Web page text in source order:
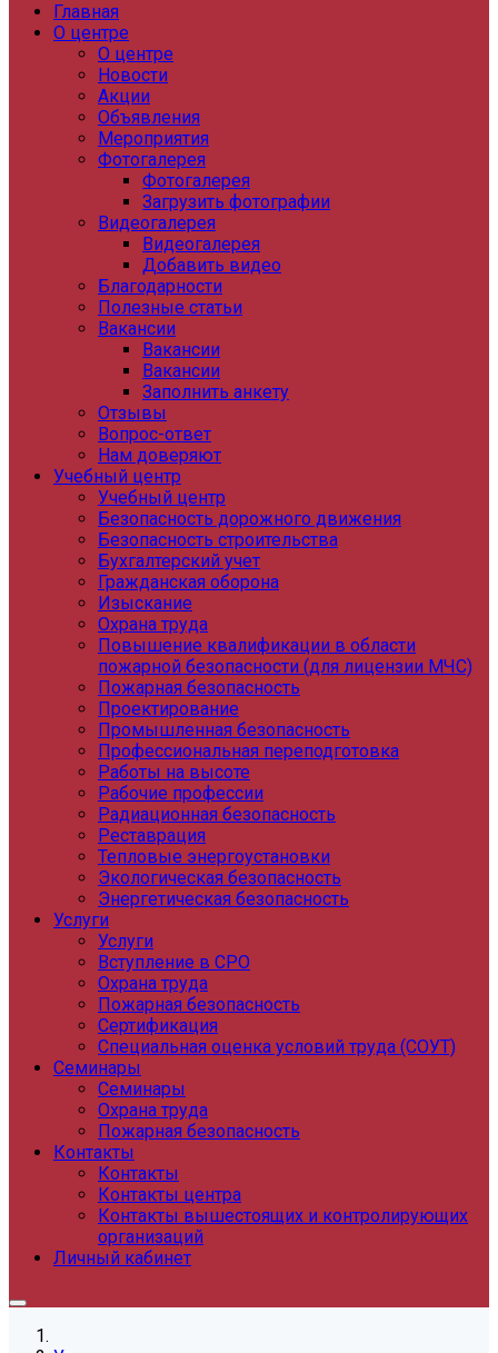
Главная
О центре
О центре
Новости
Акции
Объявления
Мероприятия
Фотогалерея
Фотогалерея
Загрузить фотографии
Видеогалерея
Видеогалерея
Добавить видео
Благодарности
Полезные статьи
Вакансии
Вакансии
Вакансии
Заполнить анкету
Отзывы
Вопрос-ответ
Нам доверяют
Учебный центр
Учебный центр
Безопасность дорожного движения
Безопасность строительства
Бухгалтерский учет
Гражданская оборона
Изыскание
Охрана труда
Повышение квалификации в области
пожарной безопасности (для лицензии МЧС)
Пожарная безопасность
Проектирование
Промышленная безопасность
Профессиональная переподготовка
Работы на высоте
Рабочие профессии
Радиационная безопасность
Реставрация
Тепловые энергоустановки
Экологическая безопасность
Энергетическая безопасность
Услуги
Услуги
Вступление в СРО
Охрана труда
Пожарная безопасность
Сертификация
Специальная оценка условий труда (СОУТ)
Семинары
Семинары
Охрана труда
Пожарная безопасность
Контакты
Контакты
Контакты центра
Контакты вышестоящих и контролирующих
организаций
Личный кабинет